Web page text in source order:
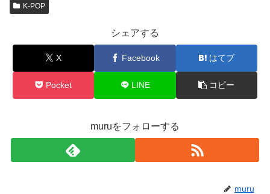
K-POP
シェアする
X Facebook はてブ
Pocket LINE コピー
muruをフォローする
muru